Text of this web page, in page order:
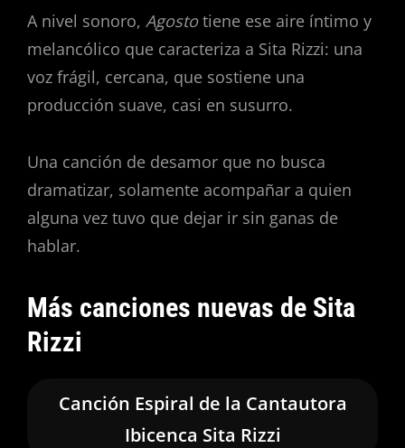
A nivel sonoro, Agostotiene ese aire íntimo y
melancólico que caracteriza a Sita Rizzi: una
voz frágil, cercana, que sostiene una
producción suave, casi en susurro.
Una canción de desamor que no busca
dramatizar, solamente acompañar a quien
alguna vez tuvo que dejar ir sin ganas de
hablar.
Más canciones nuevas de Sita
Rizzi
Canción Espiral de la Cantautora
Ibicenca Sita Rizzi